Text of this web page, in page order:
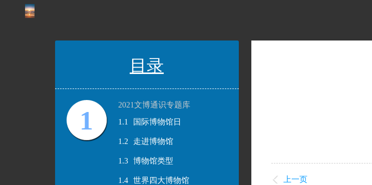
目录
1
2021文博通识专题库
1.1
国际博物馆日
1.2 走进博物馆
1.3 博物馆类型
1.4 世界四大博物馆 上一页